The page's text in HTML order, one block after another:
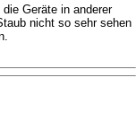
Geräte in anderer
nicht so sehr sehen